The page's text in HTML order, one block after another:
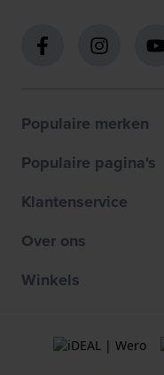
Populaire merken
Populaire pagina's
Klantenservice
Over ons
Winkels